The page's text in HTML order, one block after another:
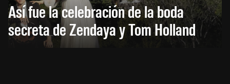
Así fue la celebración de la boda
secreta de Zendaya y Tom Holland